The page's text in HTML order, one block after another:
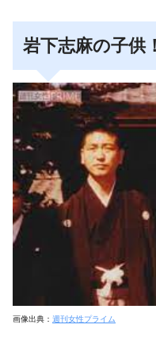
岩下志麻の子供
画像出典： 週刊女性プライム